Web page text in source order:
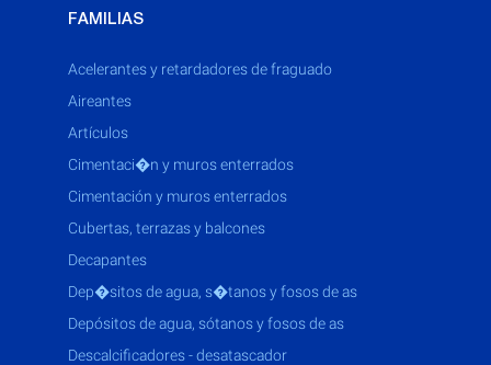
FAMILIAS
acelerantes y retardadores de fraguado
aireantes
artículos
cimentaci�n y muros enterrados
cimentación y muros enterrados
cubertas, terrazas y balcones
decapantes
dep�sitos de agua, s�tanos y fosos de as
depósitos de agua, sótanos y fosos de as
descalcificadores - desatascador